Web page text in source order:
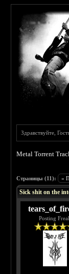
Здравствуйте,
Metal Torrent
Страницы (11): «
Sick shit on the
Posting